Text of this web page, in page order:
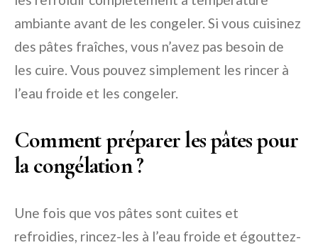
ambiante avant de les congeler. Si vous cuisinez
des pâtes fraîches, vous n’avez pas besoin de
les cuire. Vous pouvez simplement les rincer à
l’eau froide et les congeler.
Comment préparer les pâtes pour
la congélation ?
Une fois que vos pâtes sont cuites et
refroidies, rincez-les à l’eau froide et égouttez-